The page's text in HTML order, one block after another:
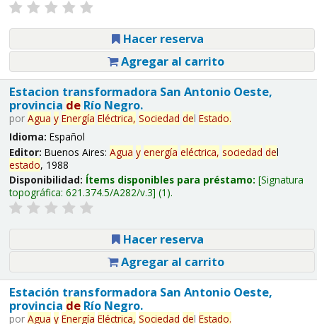
Hacer reserva
Agregar al carrito
Estacion transformadora San Antonio Oeste,
provincia deRío Negro.
por Agua y Energía Eléctrica, Sociedad del Estado.
Idioma: Español
Editor: Buenos Aires: Agua y energía eléctrica, sociedad del
estado, 1988
Disponibilidad: Ítems disponibles para préstamo: Signatura
topográfica: 621.374.5/A282/v.3 (1).
Hacer reserva
Agregar al carrito
Estación transformadora San Antonio Oeste,
provincia deRío Negro.
por Agua y Energía Eléctrica, Sociedad del Estado.